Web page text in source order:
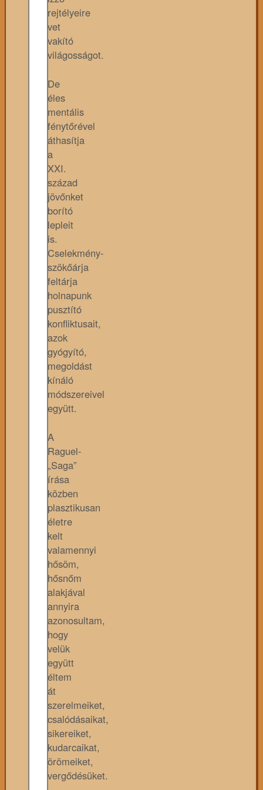
rejtélyeire
vet
vakító
világosságot.
De
éles
mentális
fénytőrével
áthasítja
a
XXI.
század
jövőnket
borító
lepleit
is.
Cselekmény-
szökőárja
feltárja
holnapunk
pusztító
konfliktusait,
azok
gyógyító,
megoldást
kínáló
módszereivel
együtt.
A
Raguel-
„Saga”
írása
közben
plasztikusan
életre
kelt
valamennyi
hősöm,
hősnőm
alakjával
annyira
azonosultam,
hogy
velük
együtt
éltem
át
szerelmeiket,
csalódásaikat,
sikereiket,
kudarcaikat,
örömeiket,
vergődésüket.